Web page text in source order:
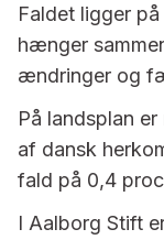
Faldet ligger
hænger
ændringer og
På landsplan
af dansk
fald på 0,4
I Aalborg Stift